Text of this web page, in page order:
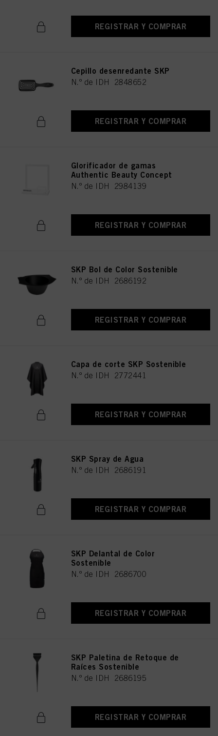
REGISTRAR Y COMPRAR
Cepillo desenredante SKP
N.º de IDH 2848652
REGISTRAR Y COMPRAR
Glorificador de gamas
Authentic Beauty Concept
N.º de IDH 2984139
REGISTRAR Y COMPRAR
SKP Bol de Color Sostenible
N.º de IDH 2686192
REGISTRAR Y COMPRAR
Capa de corte SKP Sostenible
N.º de IDH 2772441
REGISTRAR Y COMPRAR
SKP Spray de Agua
N.º de IDH 2686191
REGISTRAR Y COMPRAR
SKP Delantal de Color
Sostenible
N.º de IDH 2686700
REGISTRAR Y COMPRAR
SKP Paletina de Retoque de
Raíces Sostenible
N.º de IDH 2686195
REGISTRAR Y COMPRAR